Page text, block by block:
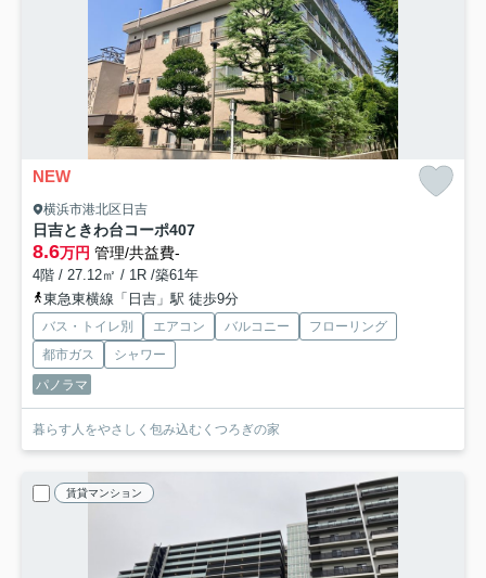
NEW
横浜市港北区日吉
日吉ときわ台コーポ407
8.6万円 管理/共益費-
4階 / 27.12㎡ / 1R /築61年
東急東横線「日吉」駅 徒歩9分
バス・トイレ別 エアコン バルコニー
フローリング
都市ガス
シャワー
パノラマ
暮らす人をやさしく包み込むくつろぎの家
賃貸マンション